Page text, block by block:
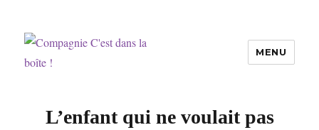
MENU
L’enfant qui ne voulait pas